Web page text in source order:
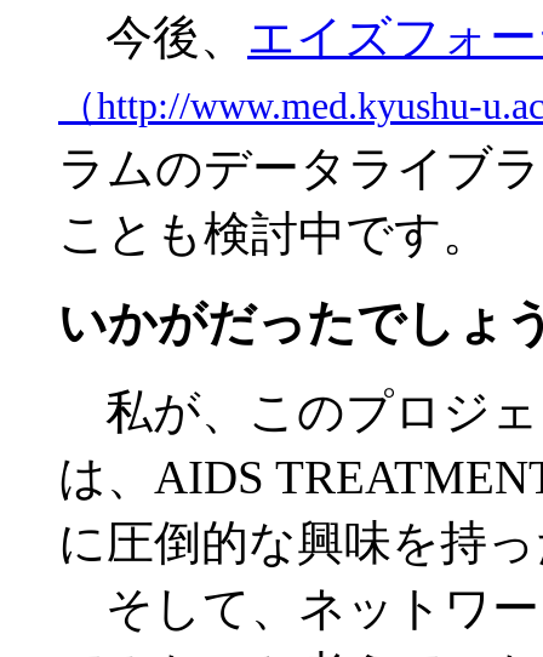
今後、 エイズフォ
（http://www.med.kyushu-
ラムのデータライブ
ことも検討中です。
いかがだったでしょ
私が、このプロジ
は、AIDS
に圧倒的な興味を持
そして、ネットワ